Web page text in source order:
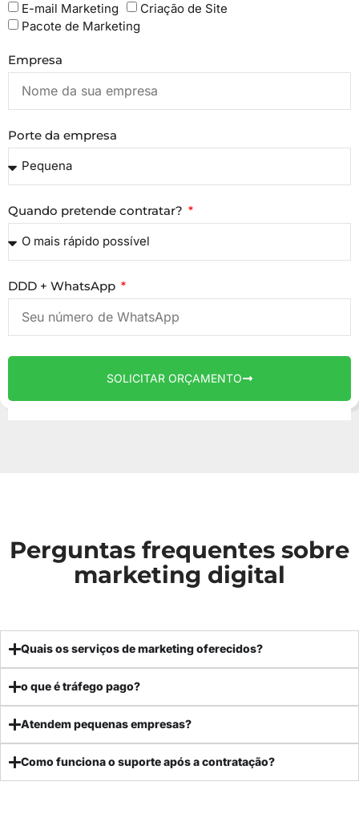
E-mail Marketing
Criação de Site
Pacote de Marketing
Empresa
Porte da empresa
Quando pretende contratar?
DDD + WhatsApp
SOLICITAR ORÇAMENTO
Perguntas frequentes sobre
marketing digital
Quais os serviços de marketing oferecidos?
o que é tráfego pago?
Atendem pequenas empresas?
Como funciona o suporte após a contratação?